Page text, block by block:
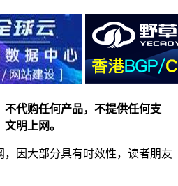
代购任何产品，不提供任何支
明上网。
因大部分具有时效性，读者朋友